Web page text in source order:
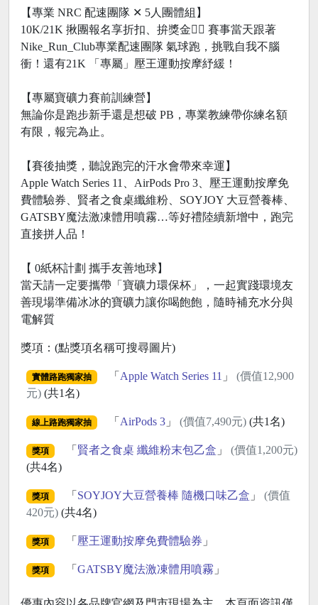
​【專業 NRC 配速團隊 ✕ 5人團體組】
10K/21K 揪團報名享折扣、拚獎金🏃‍♀️ 賽事當天跟著
Nike_Run_Club專業配速團隊 氣球跑，挑戰自我不腦
衝！還有21K 「專屬」壓王運動按摩紓緩！
【專屬寶礦力賽前訓練營】
無論你是跑步新手還是想破 PB，專業教練帶你練名額
有限，報完為止。
【賽後抽獎，聽說跑完的汗水會帶來幸運】
Apple Watch Series 11、AirPods Pro 3、壓王運動按摩免
費體驗券、賢者之食桌纖維粉、SOYJOY 大豆營養棒、
GATSBY魔法激凍體用噴霧…等好禮陸續新增中，跑完
直接拼人品！
【 0紙杯計劃 攜手友善地球】
當天請一定要攜帶「寶礦力環保杯」，一起實踐環境友
善現場準備冰冰的寶礦力讓你喝飽飽，隨時補充水分與
電解質
獎項：(點獎項名稱可搜尋圖片)
實體路跑獨家抽 「 Apple Watch Series 11 」 (價值12,900
元) (共1名)
線上路跑獨家抽 「 AirPods 3」 (價值7,490元)(共1名)
獎項 「 賢者之食桌 纖維粉末包乙盒 」 (價值1,200元)
(共4名)
獎項 「 SOYJOY大豆營養棒 隨機口味乙盒 」 (價值
420元) (共4名)
獎項 「 壓王運動按摩免費體驗券 」
獎項 「 GATSBY魔法激凍體用噴霧 」